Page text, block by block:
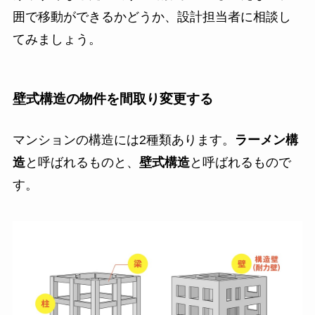
囲で移動ができるかどうか、設計担当者に相談し
てみましょう。
壁式構造の物件を間取り変更する
マンションの構造には2種類あります。
ラーメン構
造と呼ばれるものと、 壁式構造と呼ばれるもので
す。